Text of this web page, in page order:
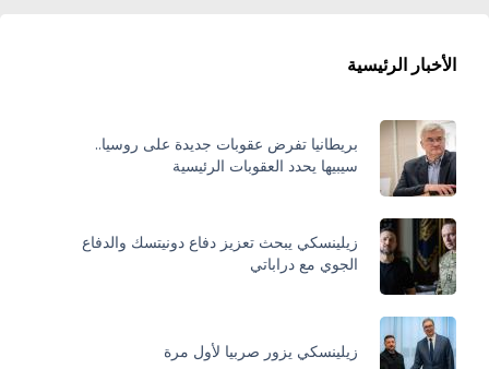
الأخبار الرئيسية
بريطانيا تفرض عقوبات جديدة على روسيا..
سيبيها يحدد العقوبات الرئيسية
زيلينسكي يبحث تعزيز دفاع دونيتسك والدفاع
الجوي مع دراباتي
زيلينسكي يزور صربيا لأول مرة